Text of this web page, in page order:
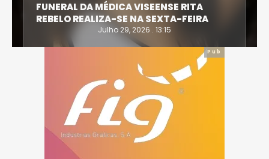
FUNERAL DA MÉDICA VISEENSE RITA
REBELO REALIZA-SE NA SEXTA-FEIRA
Julho 29, 2026 . 13:15
Pub